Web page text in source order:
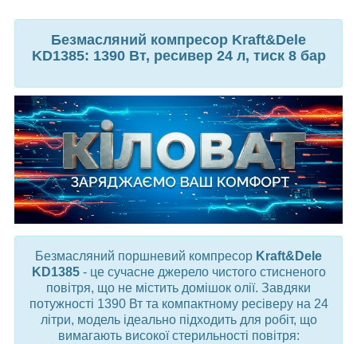
Безмасляний компресор Kraft&Dele
KD1385: 1390 Вт, ресивер 24 л, тиск 8 бар
Безмасляний поршневий компресор Kraft&Dele
KD1385- це сучасне джерело чистого стисненого
повітря, що не містить домішок олії. Завдяки
потужності 1390 Вт та компактному ресіверу на 24
літри, модель ідеально підходить для робіт, що
вимагають високої стерильності повітря: